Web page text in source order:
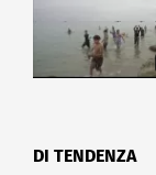
DI TENDENZA